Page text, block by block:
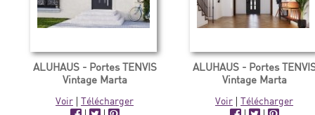
ALUHAUS - Portes TENVIS
Vintage Marta
Voir |Télécharger
ALUHAUS - Portes
Vintage Marta
Voir |Télécharger